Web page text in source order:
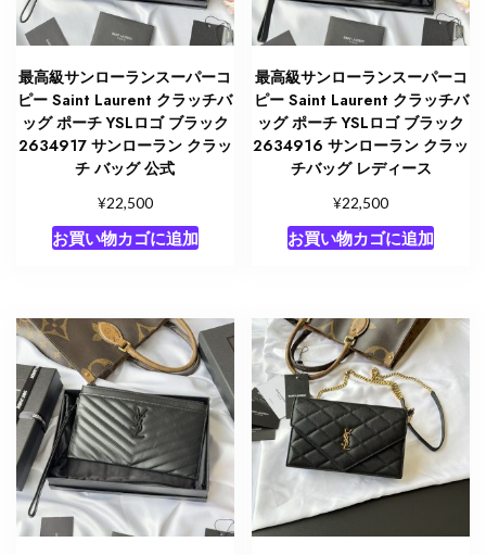
最高級サンローランスーパーコ
ピー Saint Laurent クラッチバ
ッグ ポーチ YSLロゴ ブラック
2634917 サンローラン クラッ
チ バッグ 公式
¥22,500
お買い物カゴに追加
最高級サンローランスーパーコ
ピー Saint Laurent クラッチバ
ッグ ポーチ YSLロゴ ブラック
2634916 サンローラン クラッ
チバッグ レディース
¥22,500
お買い物カゴに追加